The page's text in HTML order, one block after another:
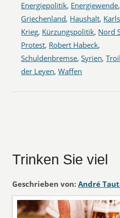
Energiepolitik, Energiewende,
Griechenland, Haushalt,
Krieg, Kürzungspolitik, Nord
Protest, Robert Habeck,
Schuldenbremse,Syrien,
der Leyen,Waffen
Trinken Sie viel
Geschrieben von: André